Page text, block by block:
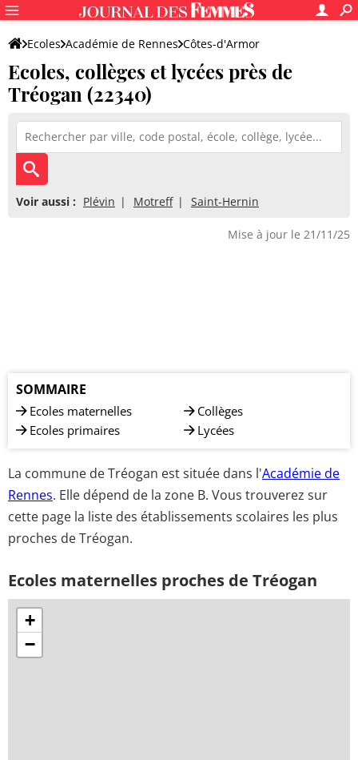
Ecoles Académie de Rennes Côtes-d'Armor
Ecoles, collèges et lycées près de
Tréogan (22340)
Voir aussi : Plévin Motreff Saint-Hernin
Mise à jour le 21/11/25
SOMMAIRE
Ecoles maternelles
Ecoles primaires
Collèges
Lycées
La commune de Tréogan est située dans l'Académie de
Rennes. Elle dépend de la zone B. Vous trouverez sur
cette page la liste des établissements scolaires les plus
proches de Tréogan.
Ecoles maternelles proches de Tréogan
+
−